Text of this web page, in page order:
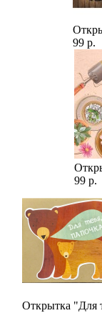
99 р.
99 р.
Открытка "Для